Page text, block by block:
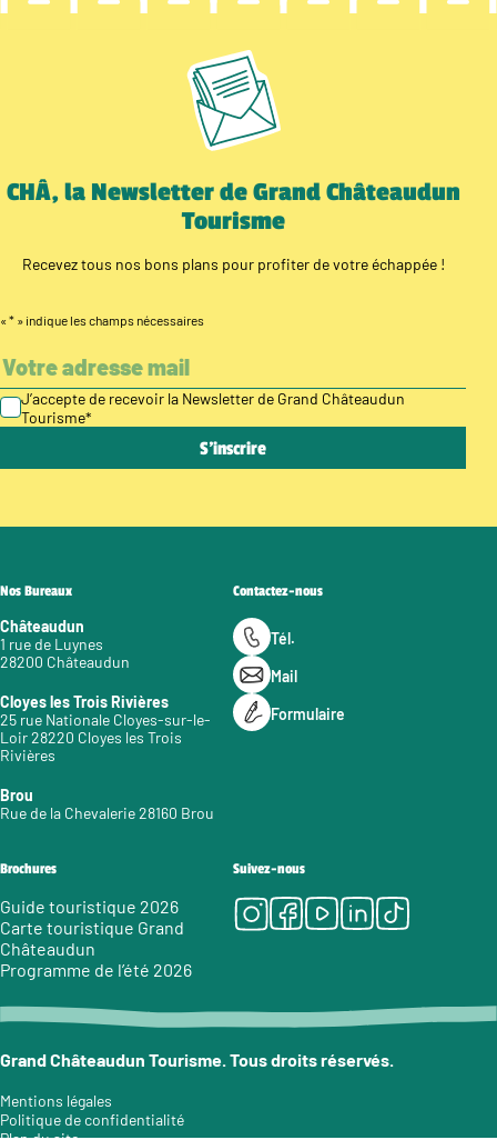
CHÂ, la Newsletter de Grand Châteaudun
Tourisme
Recevez tous nos bons plans pour profiter de votre échappée !
« * » indique les champs nécessaires
J’accepte de recevoir la Newsletter de Grand Châteaudun
Tourisme*
Nos Bureaux
Châteaudun
1 rue de Luynes
28200 Châteaudun
Cloyes les Trois Rivières
25 rue Nationale Cloyes-sur-le-
Loir 28220 Cloyes les Trois
Rivières
Brou
Rue de la Chevalerie 28160 Brou
Contactez-nous
Tél.
Mail
Formulaire
Brochures
Guide touristique 2026
Carte touristique Grand
Châteaudun
Programme de l’été 2026
Suivez-nous
Instagram
Facebook
Youtube
LinkedIn
Tiktok
Grand Châteaudun Tourisme. Tous droits réservés.
Mentions légales
Politique de confidentialité